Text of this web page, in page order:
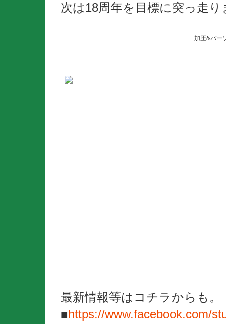
次は18周年を目標に突っ走り
加圧&パー
最新情報等はコチラからも。
■https://www.facebook.com/